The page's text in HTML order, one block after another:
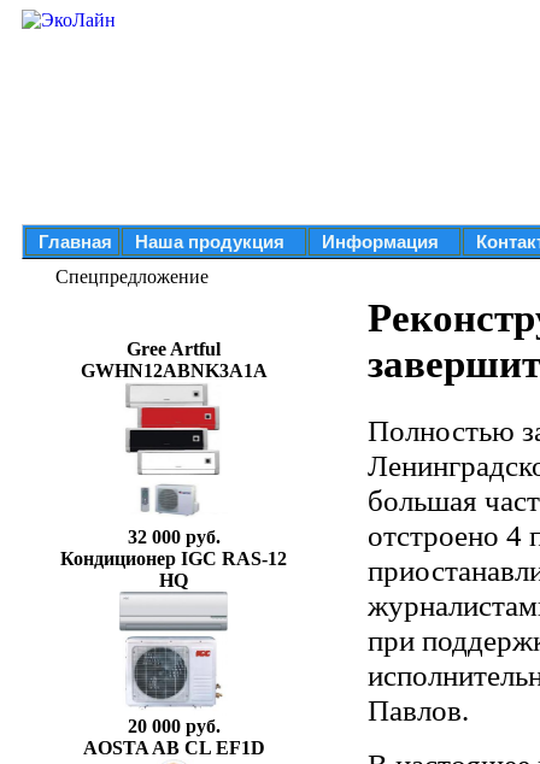
Главная Наша продукция Информация
Спецпредложение
Gree Artful
GWHN12ABNK3A1A
32 000 руб.
Кондиционер IGC RAS-12
HQ
20 000 руб.
AOSTA AB CL EF1D
Полностью
большая
отстроено 4
при
Павлов.